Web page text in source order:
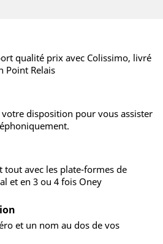
qualité prix avec Colissimo, livré
Point Relais
disposition pour vous assister
tout avec les plate-formes de
et en 3 ou 4 fois Oney
et un nom au dos de vos